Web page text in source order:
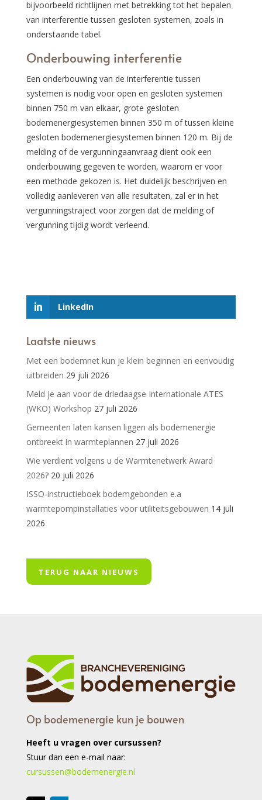
bijvoorbeeld richtlijnen met betrekking tot het bepalen
van interferentie tussen gesloten systemen, zoals in
onderstaande tabel.
Onderbouwing interferentie
Een onderbouwing van de interferentie tussen
systemen is nodig voor open en gesloten systemen
binnen 750 m van elkaar, grote gesloten
bodemenergiesystemen binnen 350 m of tussen kleine
gesloten bodemenergiesystemen binnen 120 m. Bij de
melding of de vergunningaanvraag dient ook een
onderbouwing gegeven te worden, waarom er voor
een methode gekozen is. Het duidelijk beschrijven en
volledig aanleveren van alle resultaten, zal er in het
vergunningstraject voor zorgen dat de melding of
vergunning tijdig wordt verleend.
LinkedIn
Laatste nieuws
Met een bodemnet kun je klein beginnen en eenvoudig
uitbreiden 29 juli 2026
Meld je aan voor de driedaagse Internationale ATES
(WKO) Workshop 27 juli 2026
Gemeenten laten kansen liggen als bodemenergie
ontbreekt in warmteplannen 27 juli 2026
Wie verdient volgens u de Warmtenetwerk Award
2026? 20 juli 2026
ISSO-instructieboek bodemgebonden e.a
warmtepompinstallaties voor utiliteitsgebouwen 14 juli
2026
TERUG NAAR NIEUWS
Op bodemenergie kun je bouwen
Heeft u vragen over cursussen?
Stuur dan een e-mail naar:
cursussen@bodemenergie.nl